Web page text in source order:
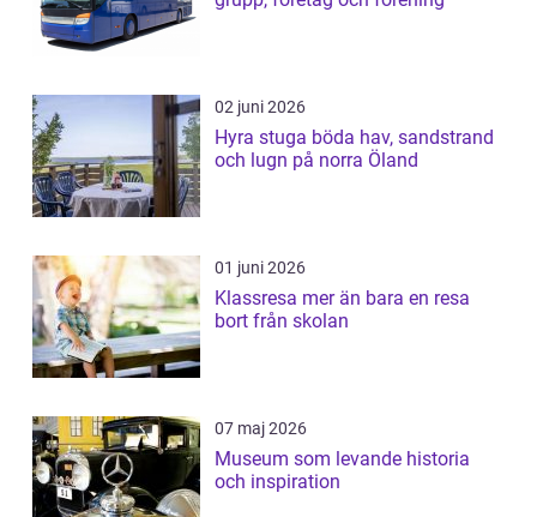
02 juni 2026
Hyra stuga böda hav, sandstrand
och lugn på norra Öland
01 juni 2026
Klassresa mer än bara en resa
bort från skolan
07 maj 2026
Museum som levande historia
och inspiration